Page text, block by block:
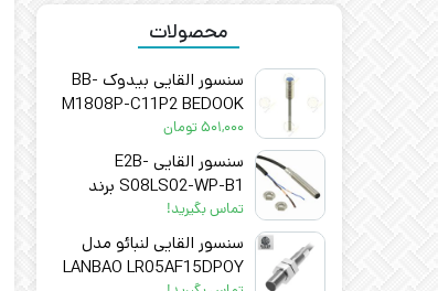
محصولات
سنسور القایی بیدوک BB-
M1808P-C11P2 BEDOOK
۵۰۱,۰۰۰تومان
سنسور القایی E2B-
S08LS02-WP-B1 برند
OMRON
تماس بگیرید!
سنسور القایی لنبائو مدل
LANBAO LR05AF15DPOY